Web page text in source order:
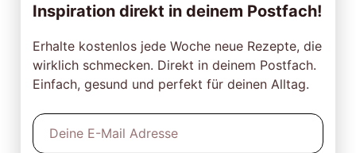
Inspiration direkt in deinem Postfach!
Erhalte kostenlos jede Woche neue Rezepte, die
wirklich schmecken. Direkt in deinem Postfach.
Einfach, gesund und perfekt für deinen Alltag.